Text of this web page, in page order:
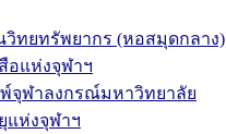
วิทยทรัพยากร (หอสมุดกลาง)
อแห่งจุฬาฯ
จุฬาลงกรณ์มหาวิทยาลัย
แห่งจุฬาฯ